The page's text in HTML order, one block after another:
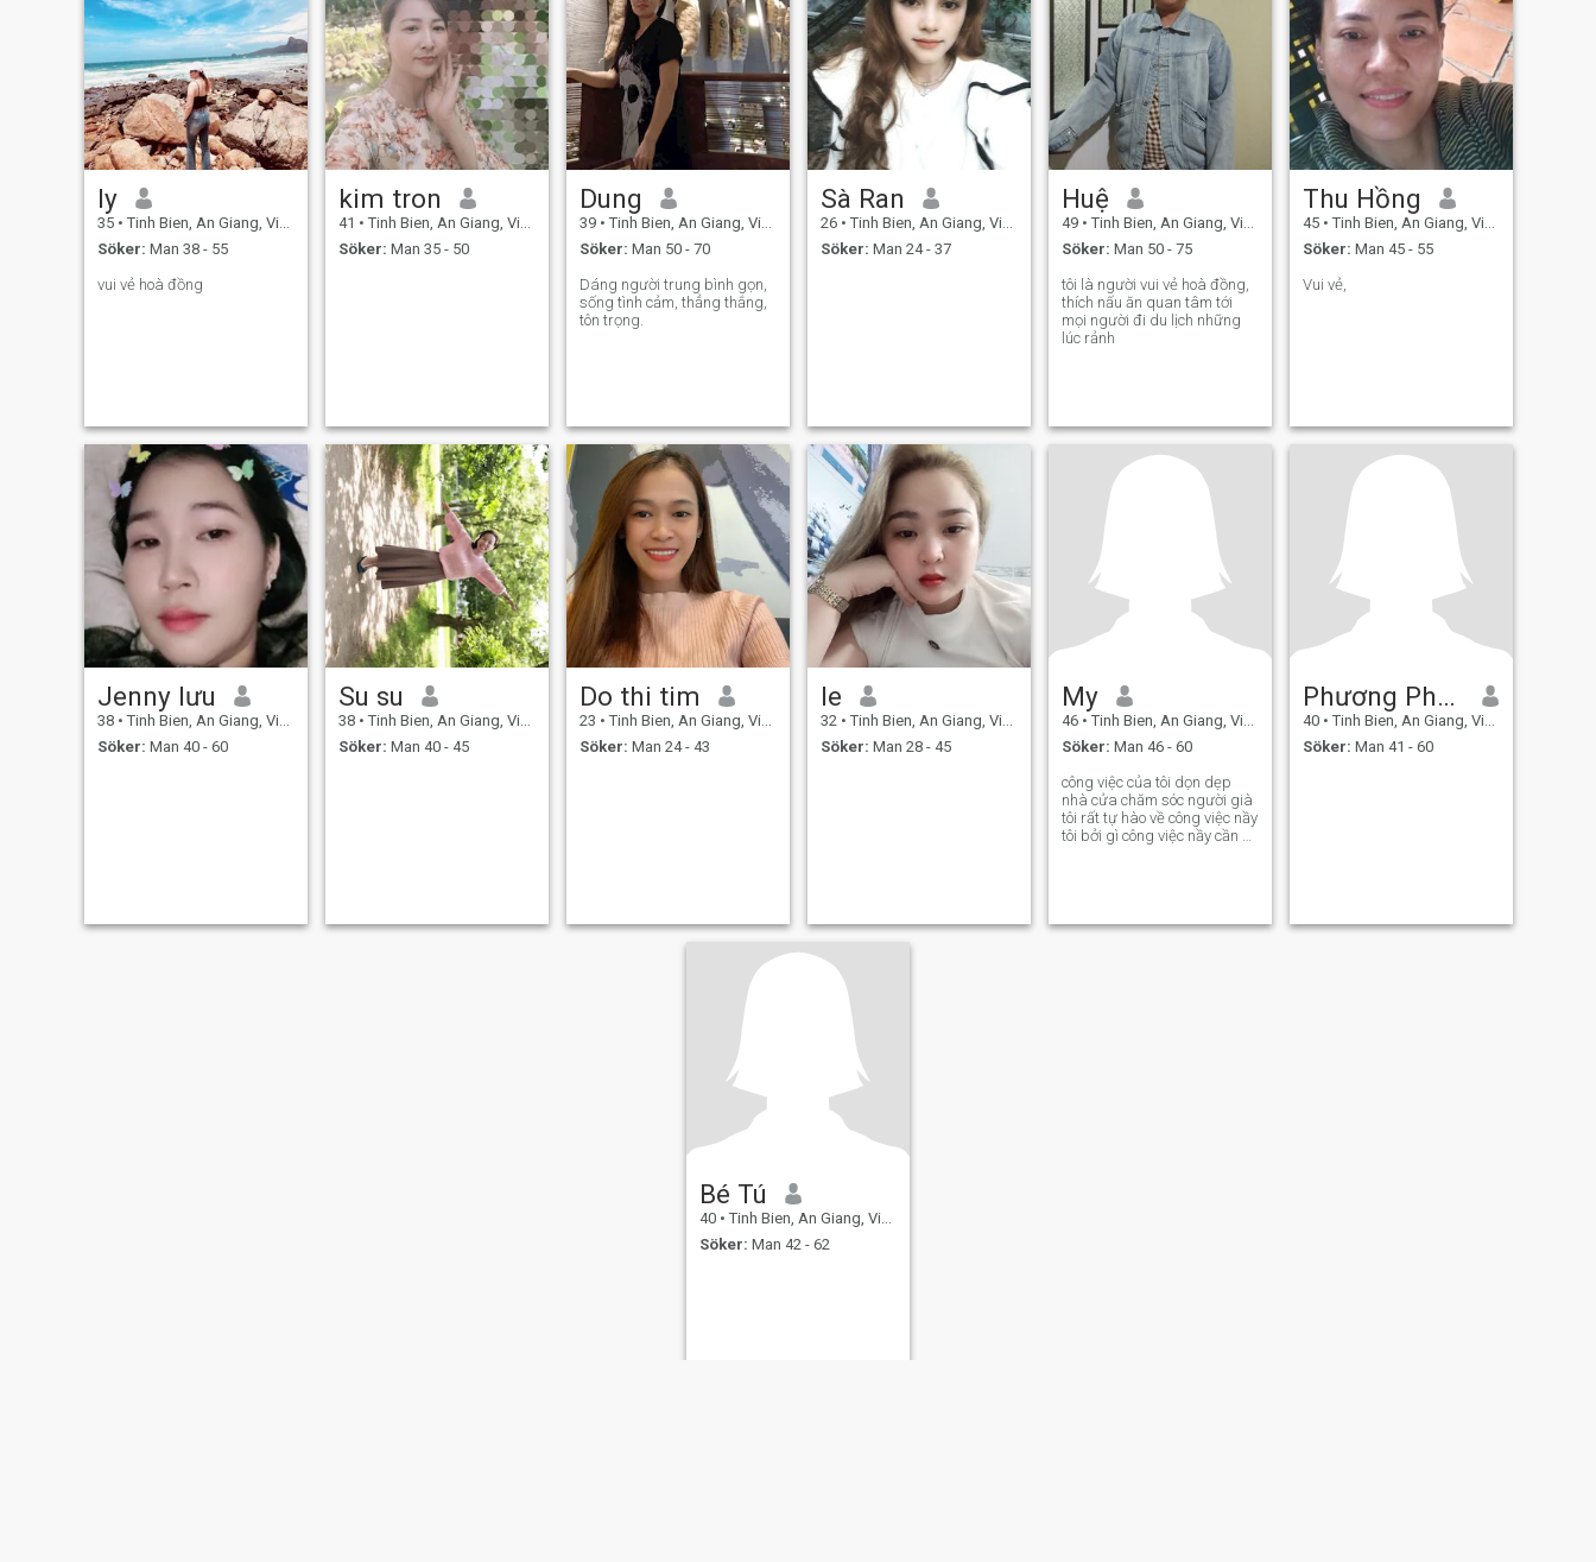
ly
35 • Tinh Bien, An Giang, Vietnam
Söker: Man 38 - 55
vui vẻ hoà đồng
kim tron
41 • Tinh Bien, An Giang, Vietnam
Söker: Man 35 - 50
Dung
39 • Tinh Bien, An Giang, Vietnam
Söker: Man 50 - 70
Dáng người trung bình gọn,
sống tình cảm, thẳng thắng,
tôn trọng.
Sà Ran
26 • Tinh Bien, An Giang, Vietnam
Söker: Man 24 - 37
Huệ
49 • Tinh Bien, An Giang, Vietnam
Söker: Man 50 - 75
tôi là người vui vẻ hoà đồng,
thích nấu ăn quan tâm tới
mọi người đi du lịch những
lúc rảnh
Thu Hồng
45 • Tinh Bien, An Giang, Vietnam
Söker: Man 45 - 55
Vui vẻ,
Jenny lưu
38 • Tinh Bien, An Giang, Vietnam
Söker: Man 40 - 60
Su su
38 • Tinh Bien, An Giang, Vietnam
Söker: Man 40 - 45
Do thi tim
23 • Tinh Bien, An Giang, Vietnam
Söker: Man 24 - 43
le
32 • Tinh Bien, An Giang, Vietnam
Söker: Man 28 - 45
My
46 • Tinh Bien, An Giang, Vietnam
Söker: Man 46 - 60
công việc của tôi dọn dẹp
nhà cửa chăm sóc người già
tôi rất tự hào về công việc nầy
tôi bởi gì công việc nầy cần có
chung thủy và có
Phương Phương
40 • Tinh Bien, An Giang, Vietnam
Söker: Man 41 - 60
Bé Tú
40 • Tinh Bien, An Giang, Vietnam
Söker: Man 42 - 62